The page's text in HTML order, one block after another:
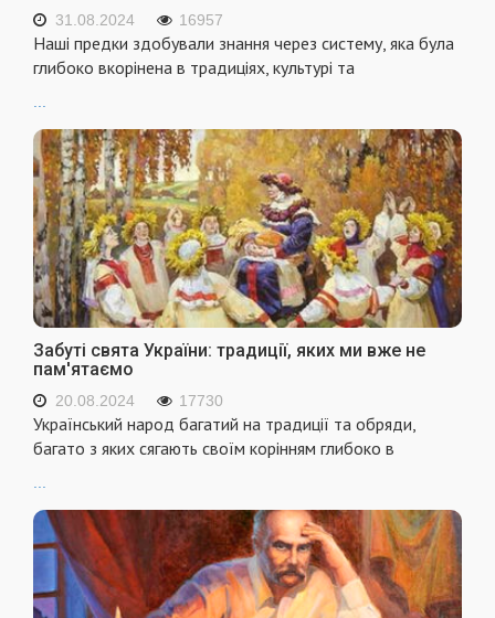
31.08.2024 16957
Наші предки здобували знання через систему, яка була
глибоко вкорінена в традиціях, культурі та
Забуті свята України: традиції, яких ми вже не
пам'ятаємо
20.08.2024 17730
Український народ багатий на традиції та обряди,
багато з яких сягають своїм корінням глибоко в
...